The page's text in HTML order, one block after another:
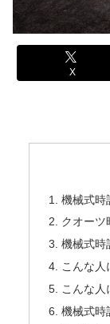
X
機械式時
クオーツ
機械式時
こんな人
こんな人
機械式時